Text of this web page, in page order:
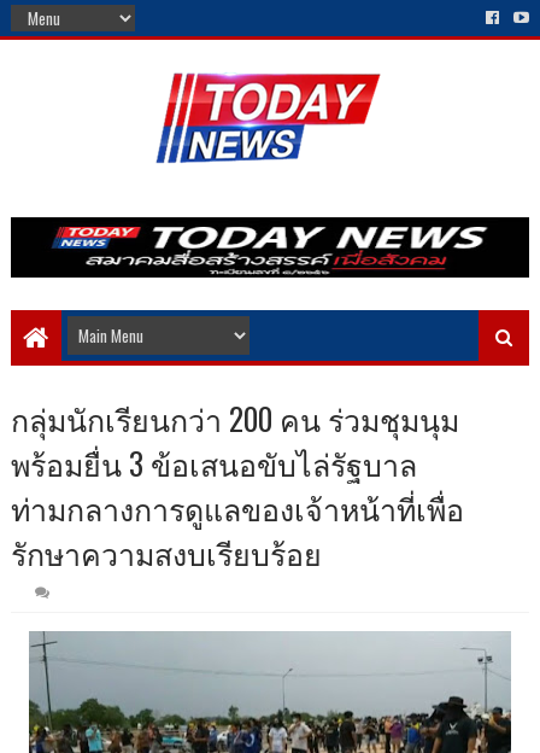
กลุ่มนักเรียนกว่า 200 คน ร่วมชุมนุม
พร้อมยื่น 3 ข้อเสนอขับไล่รัฐบาล
ท่ามกลางการดูแลของเจ้าหน้าที่เพื่อ
รักษาความสงบเรียบร้อย